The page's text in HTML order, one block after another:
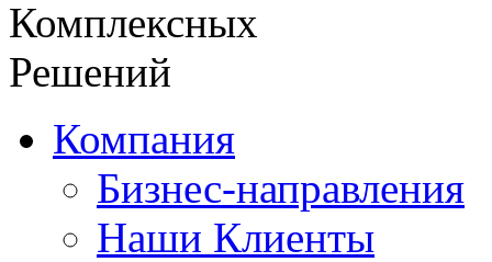
Компания
Бизнес-направления
Наши Клиенты